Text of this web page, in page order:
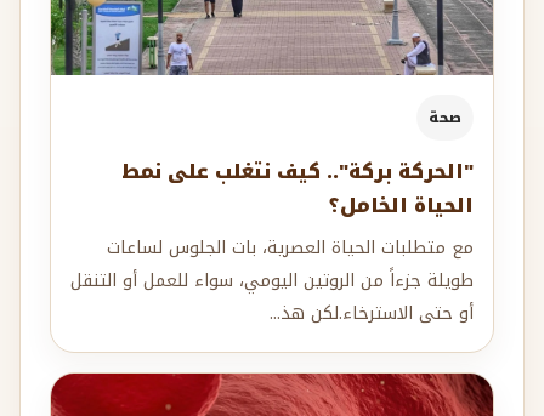
صحة
"الحركة بركة".. كيف نتغلب على نمط
الحياة الخامل؟
مع متطلبات الحياة العصرية، بات الجلوس لساعات
طويلة جزءاً من الروتين اليومي، سواء للعمل أو التنقل
أو حتى الاسترخاء.لكن هذ...